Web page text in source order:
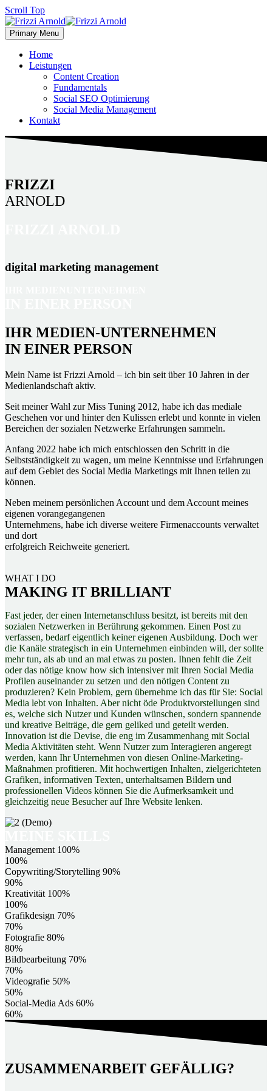
Scroll Top
Primary Menu
Home
Leistungen
Content Creation
Fundamentals
Social SEO Optimierung
Social Media Management
Kontakt
FRIZZI
ARNOLD
digital marketing management
IHR MEDIEN-UNTERNEHMEN
IN EINER PERSON
Mein Name ist Frizzi Arnold – ich bin seit über 10 Jahren in der
Medienlandschaft aktiv.
Seit meiner Wahl zur Miss Tuning 2012, habe ich das mediale
Geschehen vor und hinter den Kulissen erlebt und konnte in vielen
Bereichen der sozialen Netzwerke Erfahrungen sammeln.
Anfang 2022 habe ich mich entschlossen den Schritt in die
Selbstständigkeit zu wagen, um meine Kenntnisse und Erfahrungen
auf dem Gebiet des Social Media Marketings mit Ihnen teilen zu
können.
Neben meinem persönlichen Account und dem Account meines
eigenen vorangegangenen
Unternehmens, habe ich diverse weitere Firmenaccounts verwaltet
und dort
erfolgreich Reichweite generiert.
WHAT I DO
MAKING IT
Fast jeder, der einen Internetanschluss besitzt, ist bereits mit den
sozialen Netzwerken in Berührung gekommen. Einen Post zu
verfassen, bedarf eigentlich keiner eigenen Ausbildung. Doch wer
die Kanäle strategisch in ein Unternehmen einbinden will, der sollte
mehr tun, als ab und an mal etwas zu posten. Ihnen fehlt die Zeit
oder das nötige know how sich intensiver mit Ihren Social Media
Profilen auseinander zu setzen und den nötigen Content zu
produzieren? Kein Problem, gern übernehme ich das für Sie: Social
Media lebt von Inhalten. Aber nicht öde Produktvorstellungen sind
es, welche sich Nutzer und Kunden wünschen, sondern spannende
und kreative Beiträge, die gern geliked und geteilt werden.
Innovation ist die Devise, die eng im Zusammenhang mit Social
Media Aktivitäten steht. Wenn Nutzer zum Interagieren angeregt
werden, kann Ihr Unternehmen von diesen Online-Marketing-
Maßnahmen profitieren. Mit hochwertigen Inhalten, zielgerichteten
Grafiken, informativen Texten, unterhaltsamen Bildern und
professionellen Videos können Sie die Aufmerksamkeit und
gleichzeitig neue Besucher auf Ihre Website lenken.
Management 100%
100%
Copywriting/Storytelling 90%
90%
Kreativität 100%
100%
Grafikdesign 70%
70%
Fotografie 80%
80%
Bildbearbeitung 70%
70%
Videografie 50%
50%
Social-Media Ads 60%
60%
ZUSAMMENARBEIT GEFÄLLIG?